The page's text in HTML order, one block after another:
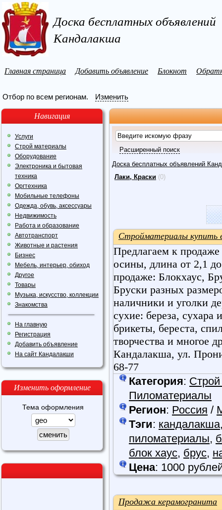
Доска бесплатных объявлений
Кандалакша
Главная страница Добавить объявление Блокнот
Отбор по всем регионам. Изменить
Навигация
Услуги
Строй материалы
Оборудование
Электроника и бытовая
техника
Оргтехника
Мобильные телефоны
Одежда, обувь, аксессуары
Недвижимость
Работа и образование
Автотранспорт
Животные и растения
Бизнес
Мебель, интерьер, обиход
Другое
Товары
Музыка, искусство, коллекции
Знакомства
На главную
Регистрация
Добавить объявление
На сайт Кандалакши
Изменить оформление
Тема оформления
Расширенный поиск
Доска бесплатных объявлений
Лаки, Краски (0)
Стройматериалы купить
Предлагаем к
осины, длина от 2,1
продаже: Блокхаус,
Бруски разных
наличники и уголки
сухие: береза, сухара
брикеты, береста,
творчества и многое
Кандалакша, ул.
68-77
Категория:
Пиломатериалы
Регион: Россия /
Тэги: кандалакша
пиломатериалы,
блок хаус, брус,
Цена: 1000
Продажа керамогранита